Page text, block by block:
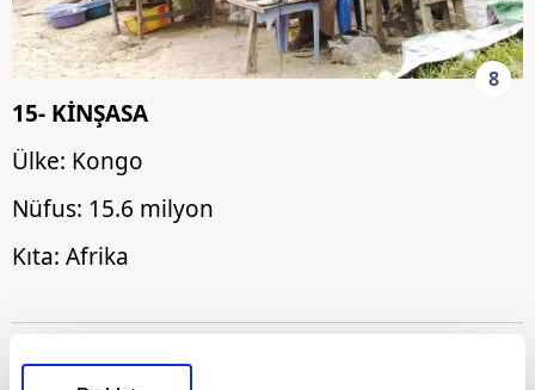
8
15- KİNŞASA
Ülke: Kongo
Nüfus: 15.6 milyon
Kıta: Afrika